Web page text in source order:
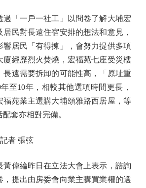
「一戶一社工」以問卷了解大埔宏
民對長遠住宿安排的想法和意見，
響居民「有得揀」，會努力提供多項
廈經歷烈火焚燒，宏福苑七座受災樓
長遠需要拆卸的可能性高，「原址重
至10年，相較其他選項時間更長，
福苑業主選購大埔頌雅路西居屋，等
套亦相對完備。
者 張弦
偉綸昨日在立法大會上表示，諮詢
，提出由房委會向業主購買業權的選